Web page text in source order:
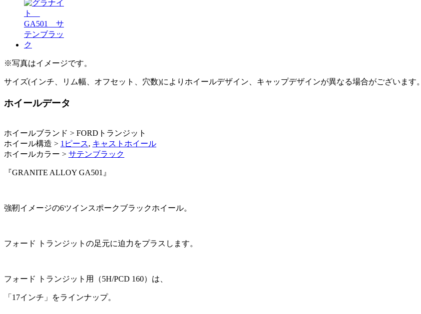
※写真はイメージです。
サイズ(インチ、リム幅、オフセット、穴数)によりホイールデザイン、キャップデザインが異なる場合がございます。
ホイールデータ
ホイールブランド > FORDトランジット
ホイール構造 > 1ピース, キャストホイール
ホイールカラー > サテンブラック
『GRANITE ALLOY GA501』
強靭イメージの6ツインスポークブラックホイール。
フォード トランジットの足元に迫力をプラスします。
フォード トランジット用（5H/PCD 160）は、
「17インチ」をラインナップ。